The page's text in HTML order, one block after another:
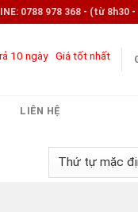
0788 978 368 - (từ
10 ngày Giá tốt nhất
LIÊN HỆ